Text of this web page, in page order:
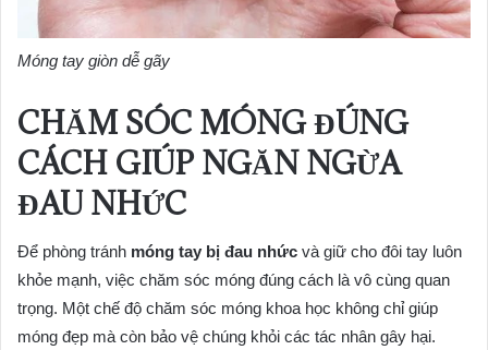
Móng tay giòn dễ gãy
CHĂM SÓC MÓNG ĐÚNG
CÁCH GIÚP NGĂN NGỪA
ĐAU NHỨC
Để phòng tránh móng tay bị đau nhức và giữ cho đôi tay luôn
khỏe mạnh, việc chăm sóc móng đúng cách là vô cùng quan
trọng. Một chế độ chăm sóc móng khoa học không chỉ giúp
móng đẹp mà còn bảo vệ chúng khỏi các tác nhân gây hại.